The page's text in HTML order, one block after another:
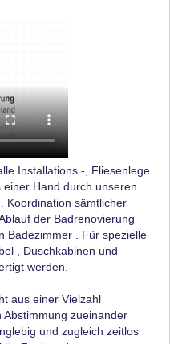
Installations -, Fliesenlege
Hand durch unseren
Koordination sämtlicher
der Badrenovierung
Badezimmer . Für spezielle
, Duschkabinen und
werden.
aus einer Vielzahl
zueinander
und zugleich zeitlos